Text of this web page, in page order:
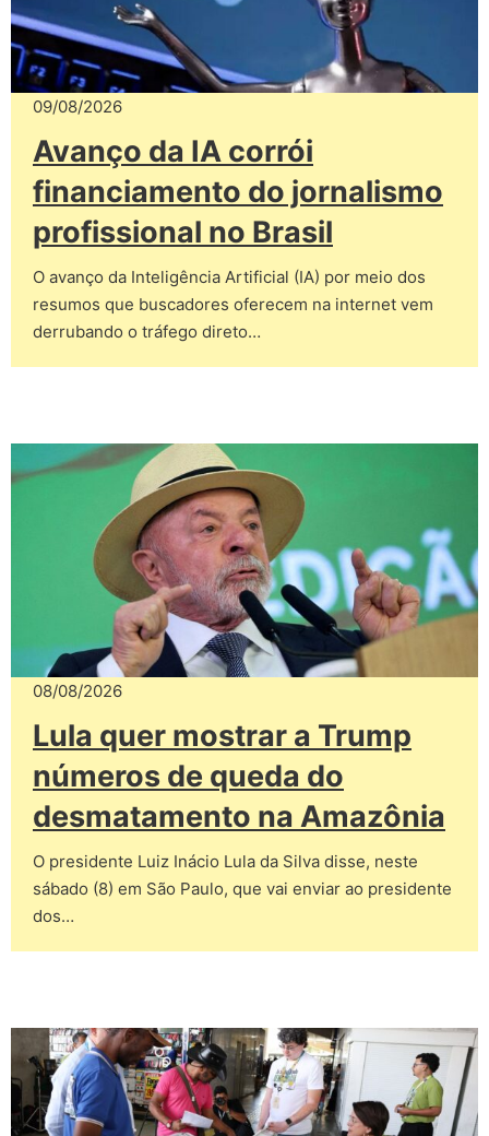
09/08/2026
Avanço da IA corrói
financiamento do jornalismo
profissional no Brasil
O avanço da Inteligência Artificial (IA) por meio dos
resumos que buscadores oferecem na internet vem
derrubando o tráfego direto…
08/08/2026
Lula quer mostrar a Trump
números de queda do
desmatamento na Amazônia
O presidente Luiz Inácio Lula da Silva disse, neste
sábado (8) em São Paulo, que vai enviar ao presidente
dos…